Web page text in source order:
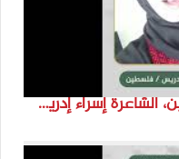
انتماء2021: قصائد لعيون فلسطين، الشاعرة إسراء إدريس، فلسطين